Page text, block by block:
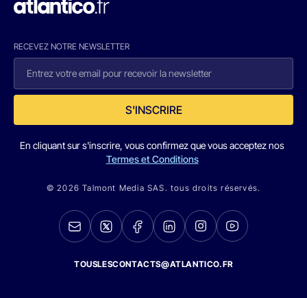
RECEVEZ NOTRE NEWSLETTER
S'INSCRIRE
En cliquant sur s'inscrire, vous confirmez que vous acceptez nos
Termes et Conditions
© 2026 Talmont Media SAS. tous droits réservés.
TOUSLESCONTACTS@ATLANTICO.FR